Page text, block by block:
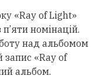
«Ray of Light»
номінацій.
над альбомом
«Ray of
альбом.